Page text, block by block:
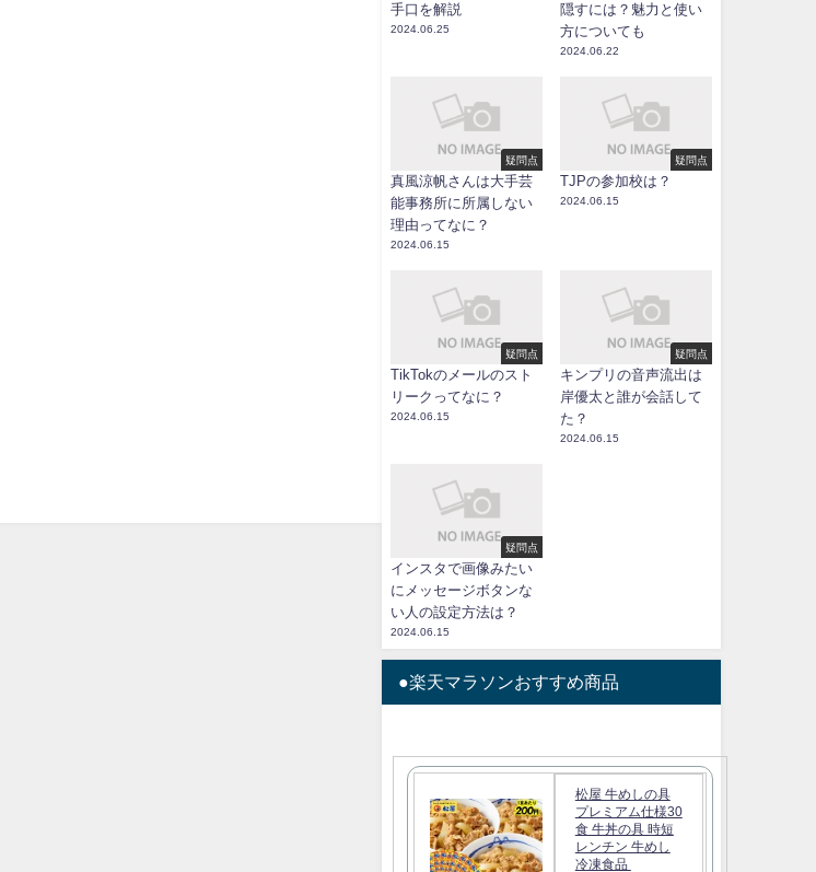
手口を解説
2024.06.25
隠すには？魅力と使い
方についても
2024.06.22
疑問点
真風涼帆さんは大手芸
能事務所に所属しない
理由ってなに？
2024.06.15
疑問点
TJPの参加校は？
2024.06.15
疑問点
TikTokのメールのスト
リークってなに？
2024.06.15
疑問点
キンプリの音声流出は
岸優太と誰が会話して
た？
2024.06.15
疑問点
インスタで画像みたい
にメッセージボタンな
い人の設定方法は？
2024.06.15
●楽天マラソンおすすめ商品
松屋 牛めしの具
プレミアム仕様30
食 牛丼の具 時短
レンチン 牛めし
冷凍食品